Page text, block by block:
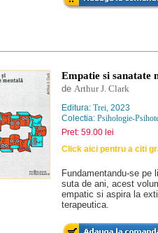
Empatie si sanatate
de Arthur J. Clark
Editura: Trei, 2023
Colectia: Psihologie-
Pret: 59.00 lei
Click aici pentru a citi
Fundamentandu-se pe
suta de ani, acest
empatic si aspira la
terapeutica.